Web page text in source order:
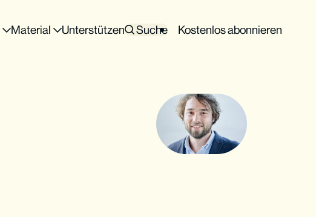
Material Unterstützen Suche Kostenlos abonnieren